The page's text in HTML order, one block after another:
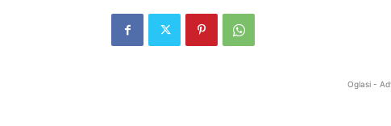
Oglasi -